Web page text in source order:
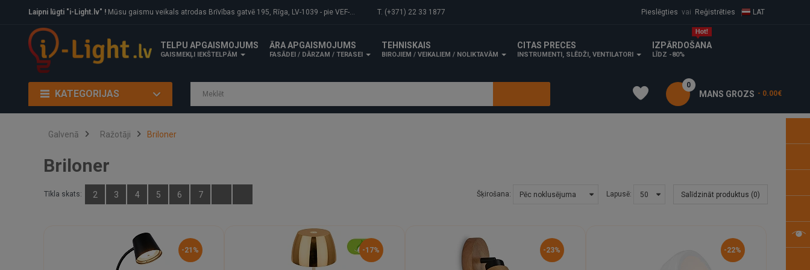
Laipni lūgti "i-Light.lv" ! Mūsu gaismu veikals atrodas Brīvības gatvē 195, Rīga, LV-1039 - pie VEF-Gaisa tilta. T. (+371) 22 33 1877 Pieslēgties vai Reģistrēties LAT
TELPU APGAISMOJUMS
GAISMEKĻI IEKŠTELPĀM
ĀRA APGAISMOJUMS
FASĀDEI / DĀRZAM / TERASEI
TEHNISKAIS
BIROJIEM / VEIKALIEM / NOLIKTAVĀM
CITAS PRECES
INSTRUMENTI, SLĒDŽI, VENTILATORI
IZPĀRDOŠANA
LĪDZ -80%
KATEGORIJAS MANS GROZS
0
- 0.00€
Galvenā Ražotāji Briloner
Briloner
Tīkla skats: 2 3 4 5 6 7 Šķirošana: Lapusē: Salīdzināt produktus (0)
-21% -17% -23% -22%